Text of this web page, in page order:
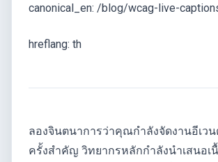
canonical_en: /blog/wcag-live-
hreflang: th
ลองจินตนาการว่าคุณกำลังจัดงานอีเว
ครั้งสำคัญ วิทยากรหลักกำลังนำเสนอเ